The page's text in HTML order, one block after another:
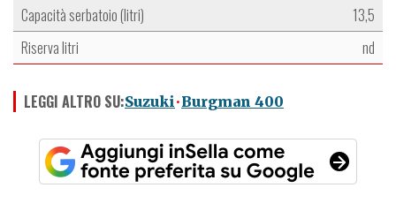
Capacità serbatoio (litri)
13,5
Riserva litri
nd
LEGGI ALTRO SU:Suzuki Burgman 400